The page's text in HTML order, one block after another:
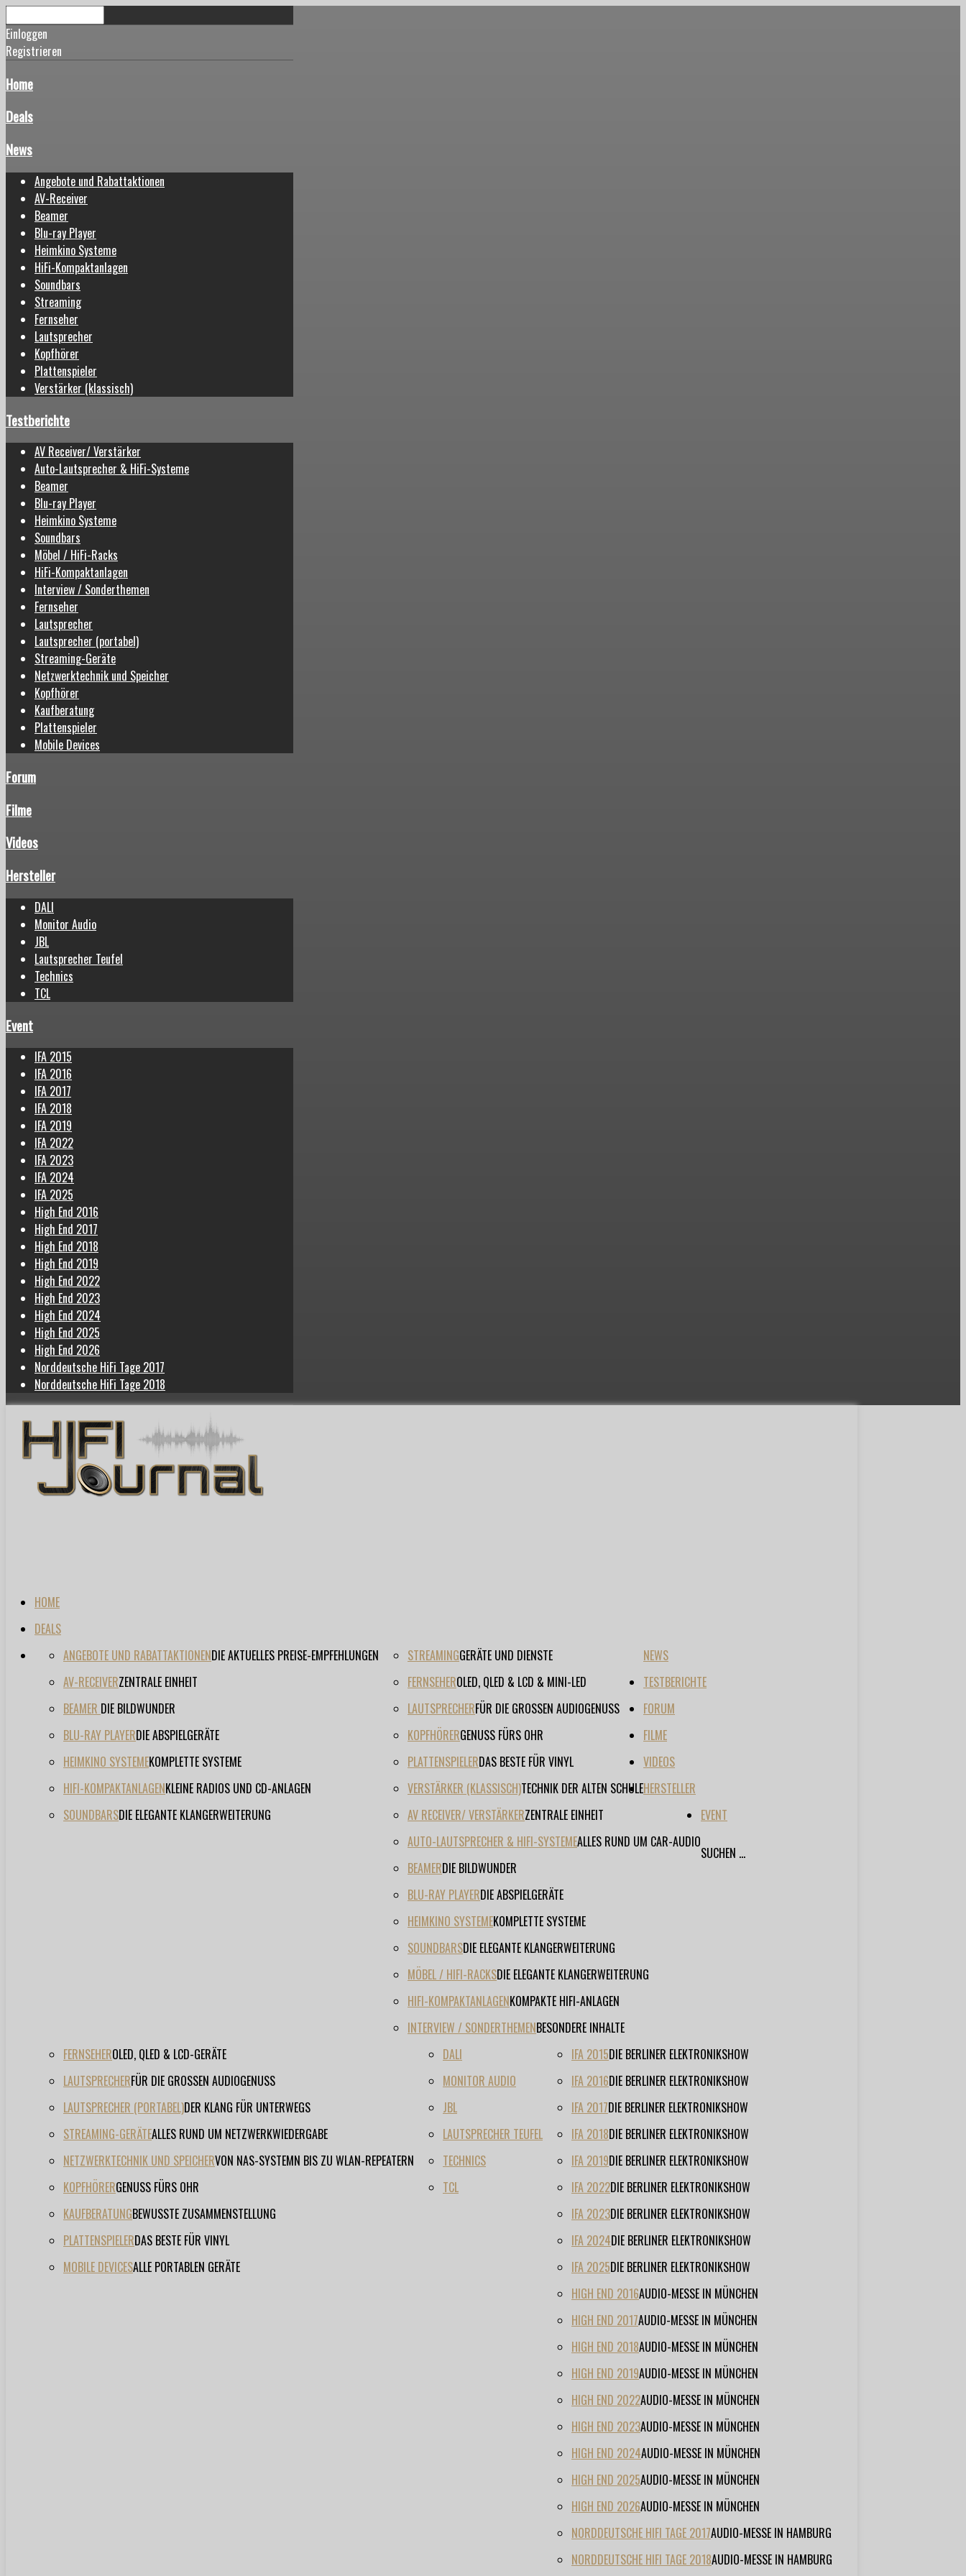
Einloggen
Registrieren
Home
Deals
News
Angebote und Rabattaktionen
AV-Receiver
Beamer
Blu-ray Player
Heimkino Systeme
HiFi-Kompaktanlagen
Soundbars
Streaming
Fernseher
Lautsprecher
Kopfhörer
Plattenspieler
Verstärker (klassisch)
Testberichte
AV Receiver/ Verstärker
Auto-Lautsprecher & HiFi-Systeme
Beamer
Blu-ray Player
Heimkino Systeme
Soundbars
Möbel / HiFi-Racks
HiFi-Kompaktanlagen
Interview / Sonderthemen
Fernseher
Lautsprecher
Lautsprecher (portabel)
Streaming-Geräte
Netzwerktechnik und Speicher
Kopfhörer
Kaufberatung
Plattenspieler
Mobile Devices
Forum
Filme
Videos
Hersteller
DALI
Monitor Audio
JBL
Lautsprecher Teufel
Technics
TCL
Event
IFA 2015
IFA 2016
IFA 2017
IFA 2018
IFA 2019
IFA 2022
IFA 2023
IFA 2024
IFA 2025
High End 2016
High End 2017
High End 2018
High End 2019
High End 2022
High End 2023
High End 2024
High End 2025
High End 2026
Norddeutsche HiFi Tage 2017
Norddeutsche HiFi Tage 2018
HOME
DEALS
NEWS
ANGEBOTE UND RABATTAKTIONENDIE AKTUELLES PREISE-EMPFEHLUNGEN
AV-RECEIVERZENTRALE EINHEIT
BEAMER DIE BILDWUNDER
BLU-RAY PLAYERDIE ABSPIELGERÄTE
HEIMKINO SYSTEMEKOMPLETTE SYSTEME
HIFI-KOMPAKTANLAGENKLEINE RADIOS UND CD-ANLAGEN
SOUNDBARSDIE ELEGANTE KLANGERWEITERUNG
STREAMINGGERÄTE UND DIENSTE
FERNSEHEROLED, QLED & LCD & MINI-LED
LAUTSPRECHERFÜR DIE GROSSEN AUDIOGENUSS
KOPFHÖRERGENUSS FÜRS OHR
PLATTENSPIELERDAS BESTE FÜR VINYL
VERSTÄRKER (KLASSISCH)TECHNIK DER ALTEN SCHULE
TESTBERICHTE
AV RECEIVER/ VERSTÄRKERZENTRALE EINHEIT
AUTO-LAUTSPRECHER & HIFI-SYSTEMEALLES RUND UM CAR-AUDIO
BEAMERDIE BILDWUNDER
BLU-RAY PLAYERDIE ABSPIELGERÄTE
HEIMKINO SYSTEMEKOMPLETTE SYSTEME
SOUNDBARSDIE ELEGANTE KLANGERWEITERUNG
MÖBEL / HIFI-RACKSDIE ELEGANTE KLANGERWEITERUNG
HIFI-KOMPAKTANLAGENKOMPAKTE HIFI-ANLAGEN
INTERVIEW / SONDERTHEMENBESONDERE INHALTE
FERNSEHEROLED, QLED & LCD-GERÄTE
LAUTSPRECHERFÜR DIE GROSSEN AUDIOGENUSS
LAUTSPRECHER (PORTABEL)DER KLANG FÜR UNTERWEGS
STREAMING-GERÄTEALLES RUND UM NETZWERKWIEDERGABE
NETZWERKTECHNIK UND SPEICHERVON NAS-SYSTEMN BIS ZU WLAN-REPEATERN
KOPFHÖRERGENUSS FÜRS OHR
KAUFBERATUNGBEWUSSTE ZUSAMMENSTELLUNG
PLATTENSPIELERDAS BESTE FÜR VINYL
MOBILE DEVICESALLE PORTABLEN GERÄTE
FORUM
FILME
VIDEOS
HERSTELLER
DALI
MONITOR AUDIO
JBL
LAUTSPRECHER TEUFEL
TECHNICS
TCL
EVENT
IFA 2015DIE BERLINER ELEKTRONIKSHOW
IFA 2016DIE BERLINER ELEKTRONIKSHOW
IFA 2017DIE BERLINER ELEKTRONIKSHOW
IFA 2018DIE BERLINER ELEKTRONIKSHOW
IFA 2019DIE BERLINER ELEKTRONIKSHOW
IFA 2022DIE BERLINER ELEKTRONIKSHOW
IFA 2023DIE BERLINER ELEKTRONIKSHOW
IFA 2024DIE BERLINER ELEKTRONIKSHOW
IFA 2025DIE BERLINER ELEKTRONIKSHOW
HIGH END 2016AUDIO-MESSE IN MÜNCHEN
HIGH END 2017AUDIO-MESSE IN MÜNCHEN
HIGH END 2018AUDIO-MESSE IN MÜNCHEN
HIGH END 2019AUDIO-MESSE IN MÜNCHEN
HIGH END 2022AUDIO-MESSE IN MÜNCHEN
HIGH END 2023AUDIO-MESSE IN MÜNCHEN
HIGH END 2024AUDIO-MESSE IN MÜNCHEN
HIGH END 2025AUDIO-MESSE IN MÜNCHEN
HIGH END 2026AUDIO-MESSE IN MÜNCHEN
NORDDEUTSCHE HIFI TAGE 2017AUDIO-MESSE IN HAMBURG
NORDDEUTSCHE HIFI TAGE 2018AUDIO-MESSE IN HAMBURG
SUCHEN ...